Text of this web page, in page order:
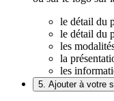
le détail du
le détail du
les
la
les
5. Ajouter à votre